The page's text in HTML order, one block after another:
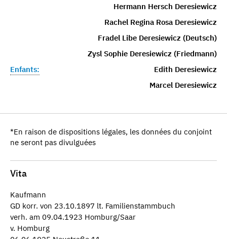
Hermann Hersch Deresiewicz
Rachel Regina Rosa Deresiewicz
Fradel Libe Deresiewicz (Deutsch)
Zysl Sophie Deresiewicz (Friedmann)
Enfants:
Edith Deresiewicz
Marcel Deresiewicz
*En raison de dispositions légales, les données du conjoint
ne seront pas divulguées
Vita
Kaufmann
GD korr. von 23.10.1897 lt. Familienstammbuch
verh. am 09.04.1923 Homburg/Saar
v. Homburg